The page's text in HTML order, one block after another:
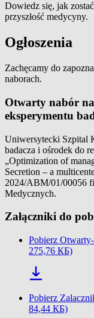
Dowiedz się, jak
przyszłość medycyny.
Ogłoszenia
Zachęcamy do
naborach.
Otwarty nabór
eksperymentu
Uniwersytecki Szpital
badacza i ośrodek do
„Optimization of
Secretion – a
2024/ABM/01/00056
Medycznych.
Załączniki do
Pobierz
275,76 КБ)
Pobierz
84,44 КБ)